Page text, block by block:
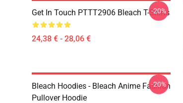
Get In Touch PTTT2906 Bleach T-Shirts
24,38 € - 28,06 €
-20%
Bleach Hoodies - Bleach Anime Fashion
Pullover Hoodie
-20%